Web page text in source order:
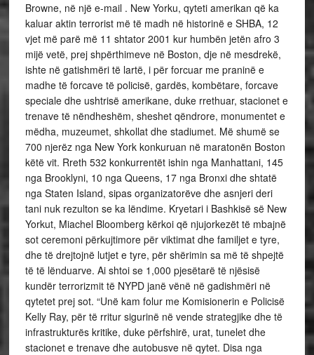
Browne, në një e-mail . New Yorku, qyteti amerikan që ka
kaluar aktin terrorist më të madh në historinë e SHBA, 12
vjet më parë më 11 shtator 2001 kur humbën jetën afro 3
mijë vetë, prej shpërthimeve në Boston, dje në mesdrekë,
ishte në gatishmëri të lartë, i për forcuar me praninë e
madhe të forcave të policisë, gardës, kombëtare, forcave
speciale dhe ushtrisë amerikane, duke rrethuar, stacionet e
trenave të nëndheshëm, sheshet qëndrore, monumentet e
mëdha, muzeumet, shkollat dhe stadiumet. Më shumë se
700 njerëz nga New York konkuruan në maratonën Boston
këtë vit. Rreth 532 konkurrentët ishin nga Manhattani, 145
nga Brooklyni, 10 nga Queens, 17 nga Bronxi dhe shtatë
nga Staten Island, sipas organizatorëve dhe asnjeri deri
tani nuk rezulton se ka lëndime. Kryetari i Bashkisë së New
Yorkut, Miachel Bloomberg kërkoi që njujorkezët të mbajnë
sot ceremoni përkujtimore për viktimat dhe familjet e tyre,
dhe të drejtojnë lutjet e tyre, për shërimin sa më të shpejtë
të të lënduarve. Ai shtoi se 1,000 pjesëtarë të njësisë
kundër terrorizmit të NYPD janë vënë në gadishmëri në
qytetet prej sot. “Unë kam folur me Komisionerin e Policisë
Kelly Ray, për të rritur sigurinë në vende strategjike dhe të
infrastrukturës kritike, duke përfshirë, urat, tunelet dhe
stacionet e trenave dhe autobusve në qytet. Disa nga